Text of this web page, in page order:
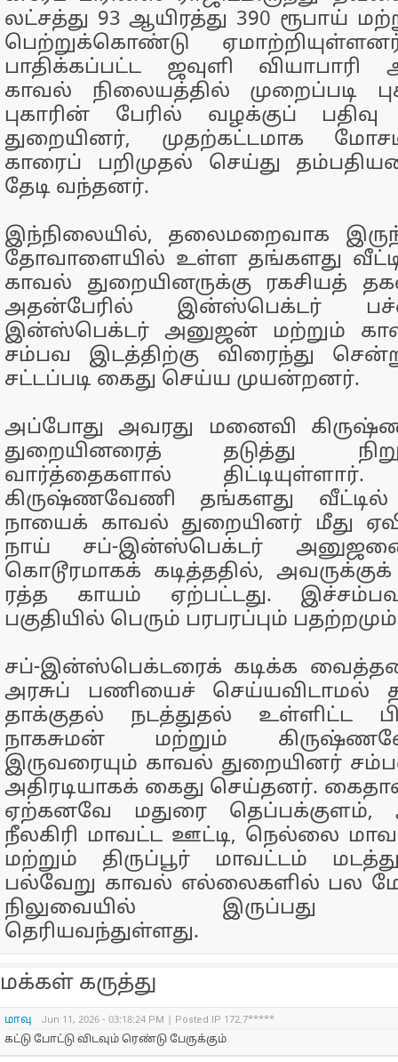
லட்சத்து 93 ஆயிரத்து 390 ரூபாய்
பெற்றுக்கொண்டு
பாதிக்கப்பட்ட ஜவுளி
காவல் நிலையத்தில் முறைப்படி
புகாரின் பேரில் வழக்குப்
துறையினர், முதற்கட்டமாக
காரைப் பறிமுதல் செய்து
தேடி வந்தனர்.
இந்நிலையில், தலைமறைவாக
தோவாளையில் உள்ள தங்களது
காவல் துறையினருக்கு ரகசியத்
அதன்பேரில் இன்ஸ்பெக்டர்
இன்ஸ்பெக்டர் அனுஜன் மற்றும்
சம்பவ இடத்திற்கு விரைந்து
சட்டப்படி கைது செய்ய முயன்றனர்.
அப்போது அவரது மனைவி
துறையினரைத் தடுத்து
வார்த்தைகளால் திட்டியுள்ளார்.
கிருஷ்ணவேணி தங்களது வீட்டில்
நாயைக் காவல் துறையினர் மீது
நாய் சப்-இன்ஸ்பெக்டர்
கொடூரமாகக் கடித்ததில்,
ரத்த காயம் ஏற்பட்டது.
பகுதியில் பெரும் பரபரப்பும்
சப்-இன்ஸ்பெக்டரைக் கடிக்க
அரசுப் பணியைச் செய்யவிடாமல்
தாக்குதல் நடத்துதல் உள்ளிட்ட
நாகசுமன் மற்றும்
இருவரையும் காவல் துறையினர்
அதிரடியாகக் கைது செய்தனர்.
ஏற்கனவே மதுரை
நீலகிரி மாவட்ட ஊட்டி, நெல்லை
மற்றும் திருப்பூர் மாவட்டம்
பல்வேறு காவல் எல்லைகளில் பல
நிலுவையில் இருப்பது
தெரியவந்துள்ளது.
மக்கள் கருத்து
மாவு
Jun 11, 2026 - 03:18:24 PM | Posted IP 172.7*****
கட்டு போட்டு விடவும் ரெண்டு பேருக்கும்